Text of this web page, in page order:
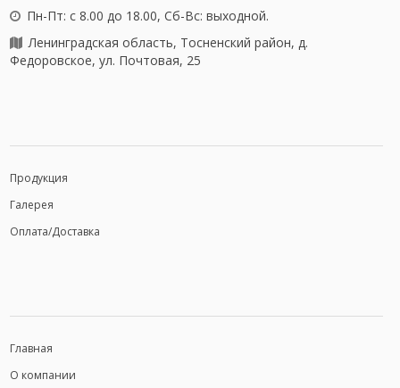
Пн-Пт: с 8.00 до 18.00, Сб-Вс: выходной.
Ленинградская область, Тосненский район, д.
Федоровское, ул. Почтовая, 25
Продукция
Галерея
Оплата/Доставка
Главная
О компании